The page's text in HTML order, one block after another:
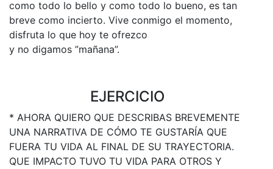
como todo lo bello y como todo lo bueno, es tan
breve como incierto. Vive conmigo el momento,
disfruta lo que hoy te ofrezco
y no digamos ”mañana”.
EJERCICIO
* AHORA QUIERO QUE DESCRIBAS BREVEMENTE
UNA NARRATIVA DE CÓMO TE GUSTARÍA QUE
FUERA TU VIDA AL FINAL DE SU TRAYECTORIA.
QUE IMPACTO TUVO TU VIDA PARA OTROS Y